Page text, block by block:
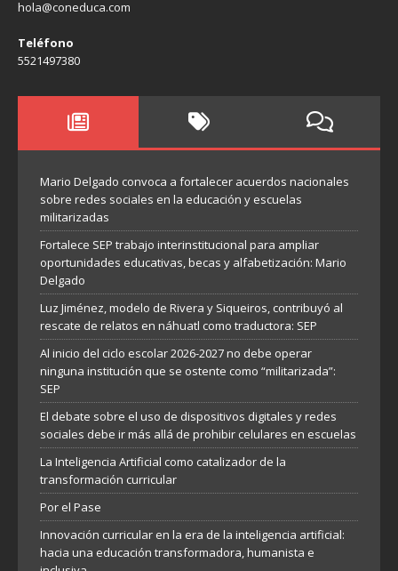
hola@coneduca.com
Teléfono
5521497380
Mario Delgado convoca a fortalecer acuerdos nacionales
sobre redes sociales en la educación y escuelas
militarizadas
Fortalece SEP trabajo interinstitucional para ampliar
oportunidades educativas, becas y alfabetización: Mario
Delgado
Luz Jiménez, modelo de Rivera y Siqueiros, contribuyó al
rescate de relatos en náhuatl como traductora: SEP
Al inicio del ciclo escolar 2026-2027 no debe operar
ninguna institución que se ostente como “militarizada”:
SEP
El debate sobre el uso de dispositivos digitales y redes
sociales debe ir más allá de prohibir celulares en escuelas
La Inteligencia Artificial como catalizador de la
transformación curricular
Por el Pase
Innovación curricular en la era de la inteligencia artificial:
hacia una educación transformadora, humanista e